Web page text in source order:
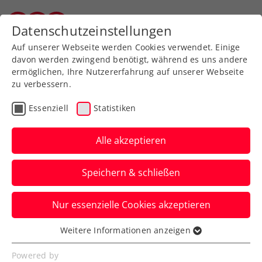
Zurück zur Newsübersicht
Liga
Hitzekonzept Digital
Campus Vorarlberg
Tennisliga
Anbei speziell auf Grund der
Wettersituation folgende Ergänzung zur
Digital Campus Vorarlberg Tennisliga...
Verfasst von: Evelyn Ratt-Nenning, 24.06.2026
Datenschutzeinstellungen
Auf unserer Webseite werden Cookies verwendet. Einige
davon werden zwingend benötigt, während es uns andere
ermöglichen, Ihre Nutzererfahrung auf unserer Webseite
zu verbessern.
Essenziell Statistiken
Alle akzeptieren
Speichern & schließen
Nur essenzielle Cookies akzeptieren
Essenziell
Essenzielle Cookies werden für grundlegende
Weitere Informationen anzeigen
Powered by